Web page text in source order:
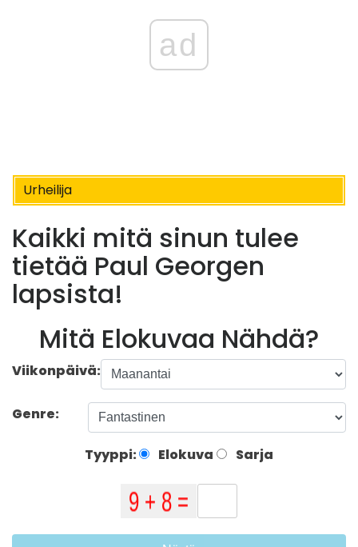
ad
Urheilija
Kaikki mitä sinun tulee
tietää Paul Georgen
lapsista!
Mitä Elokuvaa Nähdä?
Viikonpäivä:
Genre:
Tyyppi: Elokuva Sarja